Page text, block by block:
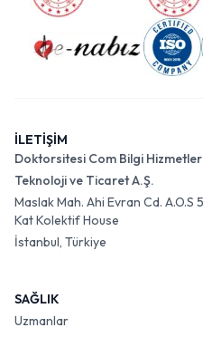
İLETİŞİM
Doktorsitesi Com Bilgi
Teknoloji ve Ticaret A.Ş.
Maslak Mah. Ahi Evran Cd.
Kat Kolektif House
İstanbul, Türkiye
SAĞLIK
Uzmanlar